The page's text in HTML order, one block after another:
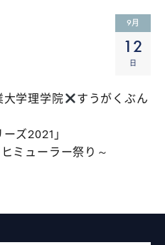
9月
12
日
大学理学院
すうがくぶん
ズ2021」
ミューラー祭り～